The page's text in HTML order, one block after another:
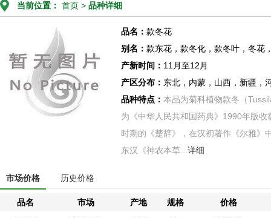
当前位置： 首页 > 品种详细
品名： 款冬花
别名： 款东花，款冬化，款冬叶，冬花
产新时间： 11月至12月
产区分布： 东北，内蒙，山西，新疆，
品种特点： 本品为菊科植物款冬（
为《中华人民共和国药典》1990年版
时期的《楚辞》，在汉初著作《尔雅》
东汉《神农本草... 详细
市场价格 历史价格
品名 市场 产地 规格 价格